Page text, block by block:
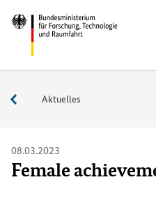
Direkt
zum
Inhalt
(Eingabetaste)
Direkt
zum
Hauptmenu
(Eingabetaste)
Direkt
zur
Suche
(Eingabetaste)
Direkt
zur
Fußleiste
(Enter)
Bundesministerium
Technologie
Service
Aktuelles
08.03.2023
Female